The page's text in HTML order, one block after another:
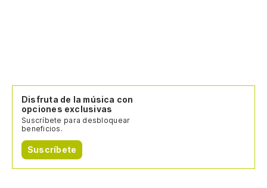
Disfruta de la música con
opciones exclusivas
Suscríbete para desbloquear
beneficios.
Suscríbete